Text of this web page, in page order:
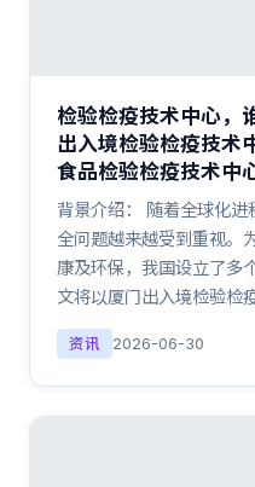
检验检疫技术中心
出入境检验检疫技术
食品检验检疫技术中
背景介绍： 随着全球化
全问题越来越受到重视。
康及环保，我国设立了多
文将以厦门出入境检验检
资讯 2026-06-30